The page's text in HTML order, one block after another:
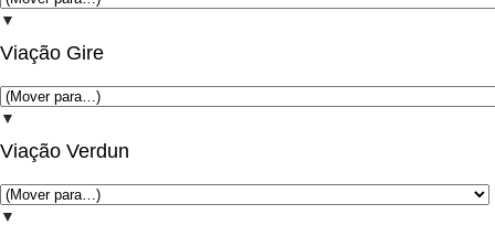
▼
Viação Gire
▼
Viação Verdun
▼